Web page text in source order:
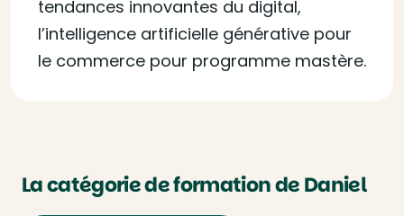
tendances innovantes du digital,
l’intelligence artificielle générative pour
le commerce pour programme mastère.
La catégorie de formation de Daniel